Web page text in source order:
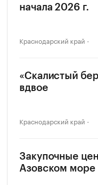
начала 2026 г.
Краснодарский край
«Скалистый
вдвое
Краснодарский край
Закупочные
Азовском море